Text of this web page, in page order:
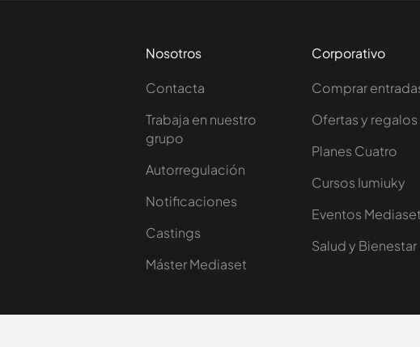
Nosotros
Contacta
Trabaja en nuestro
grupo
Autorregulación
Notificaciones
Castings
Máster Mediaset
Corporativo
Comprar
Ofertas y regalos
Planes Cuatro
Cursos Iumiuky
Eventos Mediaset
Salud y Bienestar